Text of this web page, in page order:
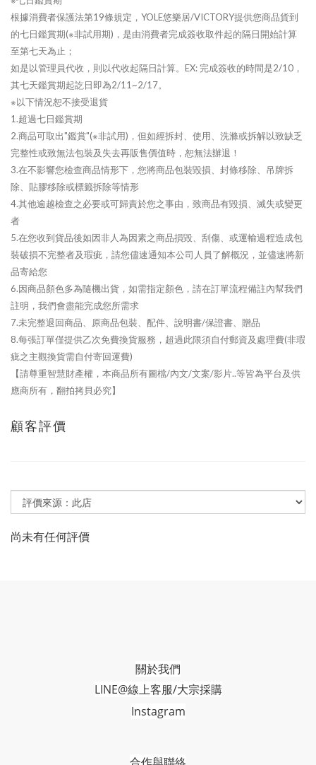
根據消費者保護法第19條規定，YOLE悠樂居/VICTORY提供您商品貨到
的七日鑑賞期(※非試用期)，是由消費者完成簽收取件起的隔日開始計算
至第七天為止；
如是以管理員代收，則以代收起隔日計算。EX: 完成簽收的時間是2/10，
其七天鑑賞期起訖日即為2/11~2/17。
※以下情況恕不接受退貨
1.超過七日鑑賞期
2.商品可取出"鑑賞"(※非試用)，但如經拆封、使用、洗滌或拆解以致缺乏
完整性或致無法包裝及失去再販售價值時，恕無法辦退！
3.在不影響您檢查商品情形下，您將商品包裝毀損、封條移除、吊牌拆
除、貼膠移除或標籤拆除等情形
4.其他逾越檢查之必要或可歸責於您之事由，致商品有毀損、滅失或變更
者
5.在您收到貨品後如因非人為因素之商品損毀、刮傷、或運輸過程造成包
裝破損不完整者及瑕疵，請您儘速通知本公司人員了解概況，並儘速將新
品寄給您
6.因商品顏色多為隨機出貨，如需指定顏色，請在訂單流程備註內幫我們
註明，我們會盡能完成您所需求
7.未完整退回商品、原商品包裝、配件、說明書/保證書、贈品
8.每張訂單僅提供乙次免費換貨服務，超過此限須自付郵資及處理費(非瑕
疵之主觀換貨需自付寄回運費)
【請尊重智慧財產權，本商品所有圖檔/內文/文案/影片..等皆為平台及供
應商所有，翻拍拷貝必究】
顧客評價
尚未有任何評價
關於我們
LINE@線上客服/大宗採購
Instagram